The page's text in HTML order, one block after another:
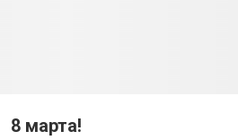
8 марта!